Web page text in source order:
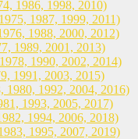
1986, 1998, 2010)
1975, 1987, 1999, 2011)
1988, 2000, 2012)
1989, 2001, 2013)
1978, 1990, 2002, 2014)
1991, 2003, 2015)
1980, 1992, 2004, 2016)
1993, 2005, 2017)
1994, 2006, 2018)
1995, 2007, 2019)